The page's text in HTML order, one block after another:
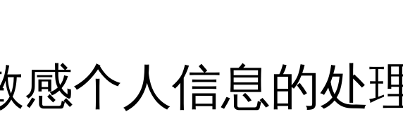
个人信息的处